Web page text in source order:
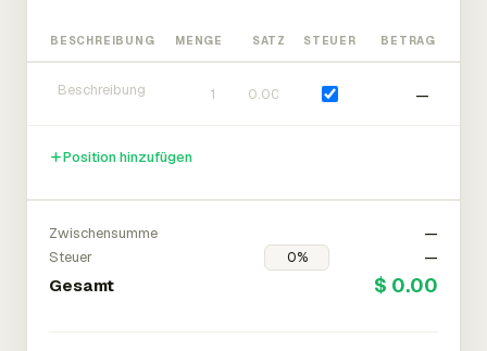
BESCHREIBUNG MENGE SATZ STEUER BETRAG
—
Position hinzufügen
Zwischensumme
—
Steuer
—
Gesamt $ 0.00